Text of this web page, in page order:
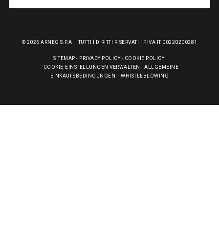
© 2026 ARNEG S.P.A. | TUTTI I DIRITTI RISERVATI | P.IVA IT 00220200281
SITEMAP - PRIVACY POLICY- COOKIE POLICY
- COOKIE-EINSTELLUNGEN VERWALTEN -ALLGEMEINE
EINKAUFSBEDINGUNGEN
-WHISTLEBLOWING